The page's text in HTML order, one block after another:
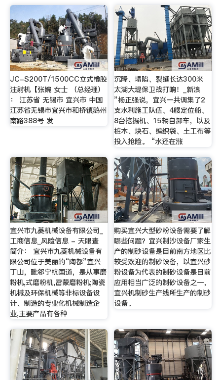
JC-S200T/1500CC立式橡胶
注射机【张婉 女士 （总经理）
： 江苏省 无锡市 宜兴市 中国
江苏省无锡市宜兴市和桥镇鹅州
南路388号 发
沉降、塌陷、裂缝长达300米
太湖大堤保卫战打响！_新浪
”杨正强说，宜兴一共调集了2
支水利施工队伍、4艘定位船、
8台挖掘机、15辆自卸车，以及
桩木、块石、编织袋、土工布等
投入抢险。 “水还在涨
宜兴市九菱机械设备有限公司_
工商信息_风险信息 - 天眼查
简介： 宜兴市九菱机械设备有
限公司位于美丽的“陶都”宜兴
丁山，毗邻宁杭国道，是从事磨
粉机,式磨粉机,雷蒙磨粉机;陶瓷
机械及环保机械等非标设备设
计、制造的专业化机械制造企
业,主要产品有各种
购买宜兴大型砂粉设备需要了解
哪些问题？宜兴制沙设备厂家生
产的制砂设备是目前南方地区比
较受欢迎的制砂设备，以宜兴砂
粉设备为代表的制砂设备是目前
应用相当广泛的制砂设备之一，
宜兴机制砂生产线所生产的制砂
设备。